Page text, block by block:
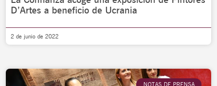
D’Artes a beneficio de Ucrania
2 de junio de 2022
NOTAS DE PRENSA